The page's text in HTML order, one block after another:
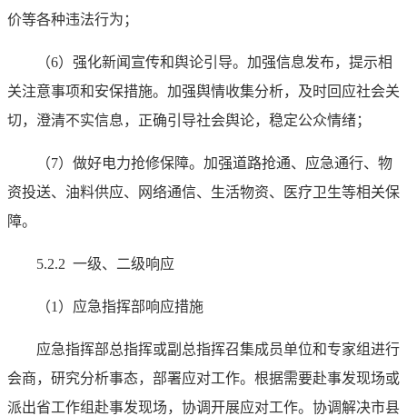
价等各种违法行为；
（6）强化新闻宣传和舆论引导。加强信息发布，提示相
关注意事项和安保措施。加强舆情收集分析，及时回应社会关
切，澄清不实信息，正确引导社会舆论，稳定公众情绪；
（7）做好电力抢修保障。加强道路抢通、应急通行、物
资投送、油料供应、网络通信、生活物资、医疗卫生等相关保
障。
5.2.2 一级、二级响应
（1）应急指挥部响应措施
应急指挥部总指挥或副总指挥召集成员单位和专家组进行
会商，研究分析事态，部署应对工作。根据需要赴事发现场或
派出省工作组赴事发现场，协调开展应对工作。协调解决市县